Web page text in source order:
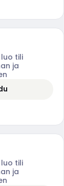
tili
ja
tili
ja